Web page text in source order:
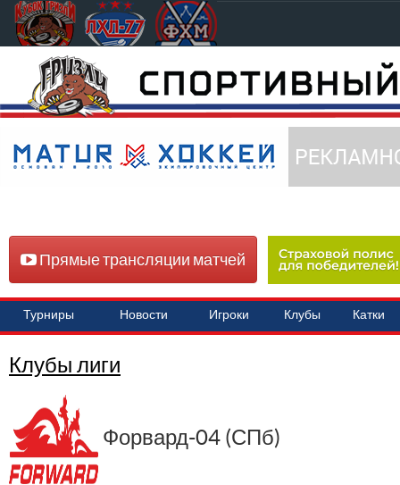
Прямые трансляции матчей
Турниры Новости Игроки Клубы Катки
Клубы лиги
Форвард-04 (СПб)